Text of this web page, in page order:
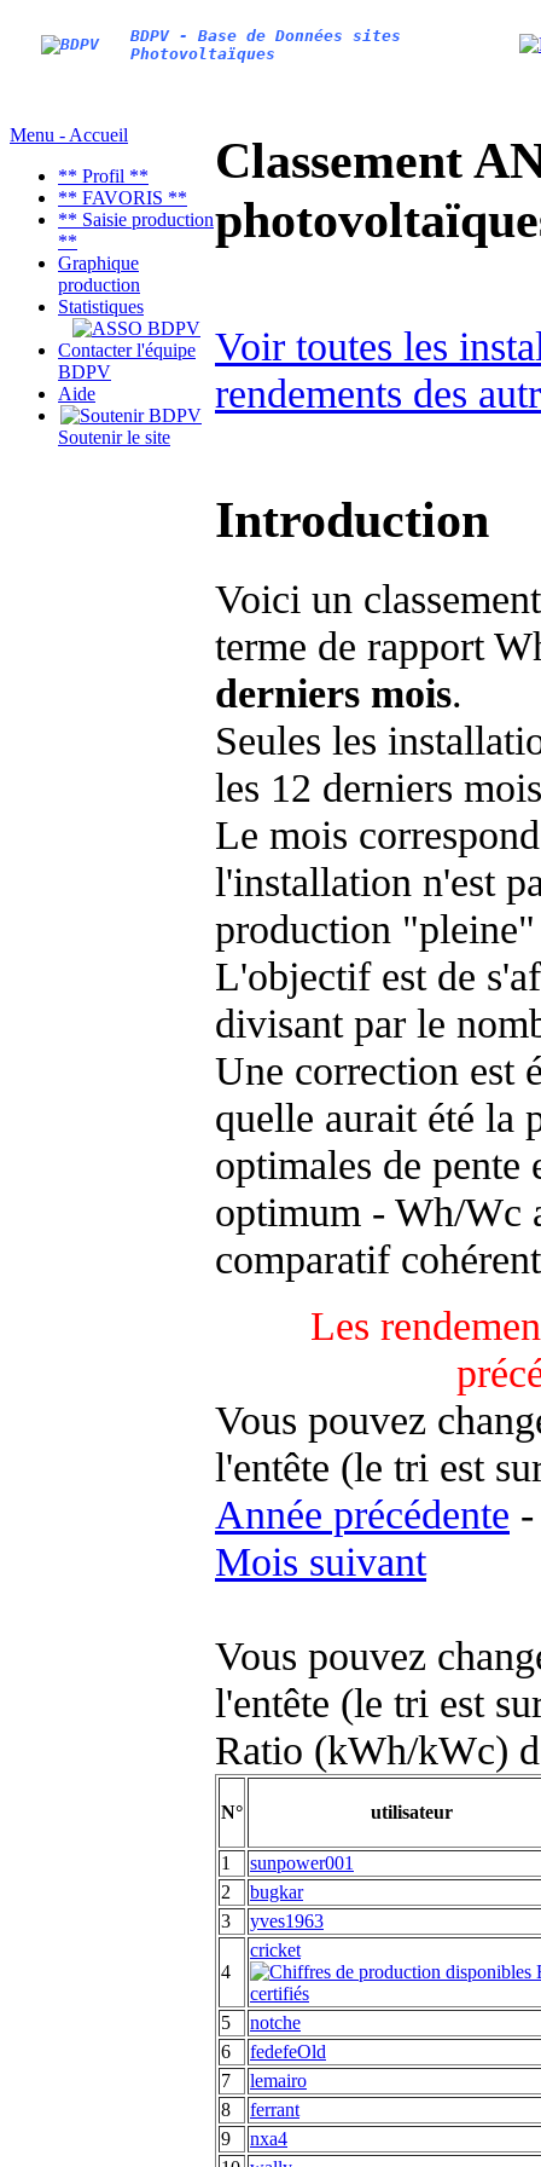
BDPV - Base de Données sites
Photovoltaïques
Menu - Accueil
** Profil **
** FAVORIS **
** Saisie production
**
Graphique
production
Statistiques
Contacter l'équipe
BDPV
Aide
Soutenir le site
Classement
Voir toutes les
rendements des
Introduction
Voici un
terme de rapport
derniers mois.
Seules les
les 12 derniers
Le mois
l'installation n'est
production "pleine"
L'objectif est de
divisant par le
Une correction est
quelle aurait été la
optimales de
optimum - Wh/Wc
comparatif
Les
Vous pouvez
l'entête (le tri est
Année précédente -
Mois suivant
Vous pouvez
l'entête (le tri est
Ratio (kWh/kWc)
N° utilisateur
1
sunpower001
2
bugkar
3
yves1963
4
cricket
5
notche
6
fedefeOld
7
lemairo
8
ferrant
9
nxa4